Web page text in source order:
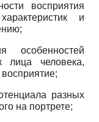
восприятия
и
особенностей
лица человека,
разных
на портрете;